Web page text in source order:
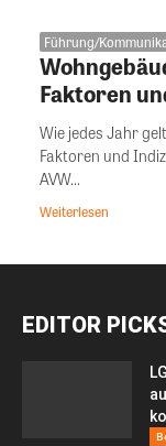
Führung/
Faktoren
Wie jedes Jahr
Faktoren und
AVW...
Weiterlesen
EDITOR